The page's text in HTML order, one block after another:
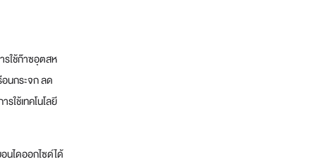
รใช้ก๊าซอุตสห
นกระจก ลด
ใช้เทคโนโลยี
นไดออกไซด์ได้